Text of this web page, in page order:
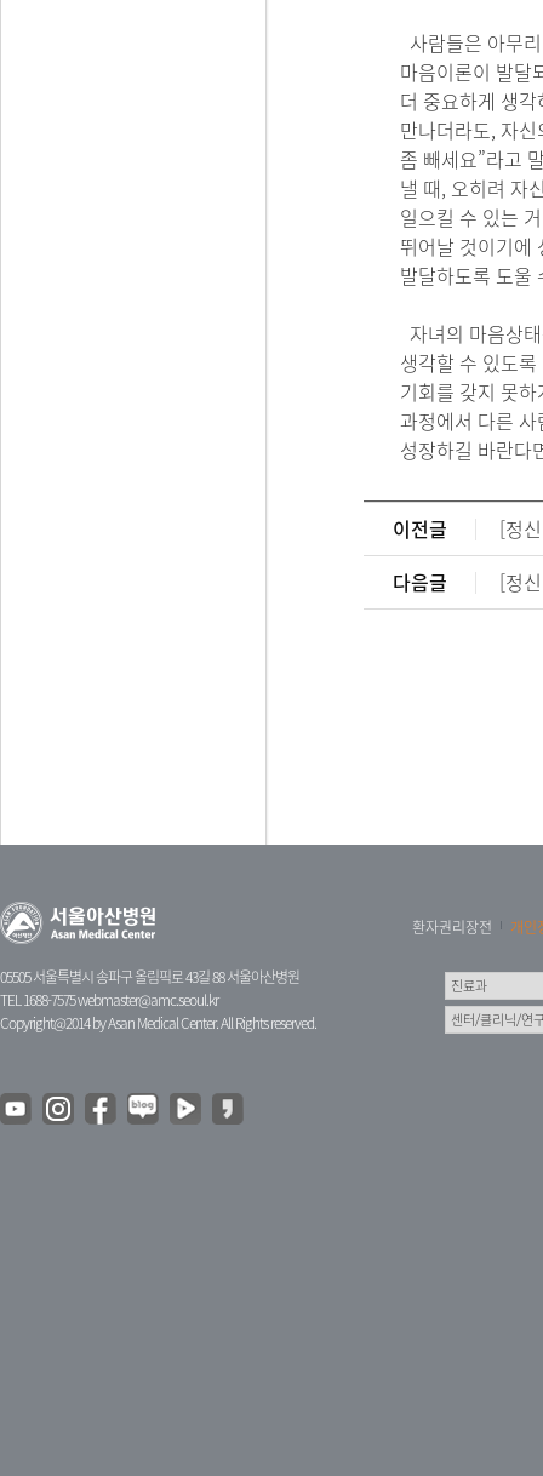
사람들은 아무
마음이론이 발달
더 중요하게 생
만나더라도, 자
좀 빼세요”라고
낼 때, 오히려 자
일으킬 수 있는
뛰어날 것이기에
발달하도록 도울
자녀의 마음상
생각할 수 있도
기회를 갖지 못
과정에서 다른
성장하길 바란다
이전글
[정
다음글
[정
05505 서울특별시 송파구 올림픽로 43길 88 서울아산병원
TEL 1688-7575webmaster@amc.seoul.kr
Copyright@2014 by Asan Medical Center. All Rights reserved.
환자권리장전 개인